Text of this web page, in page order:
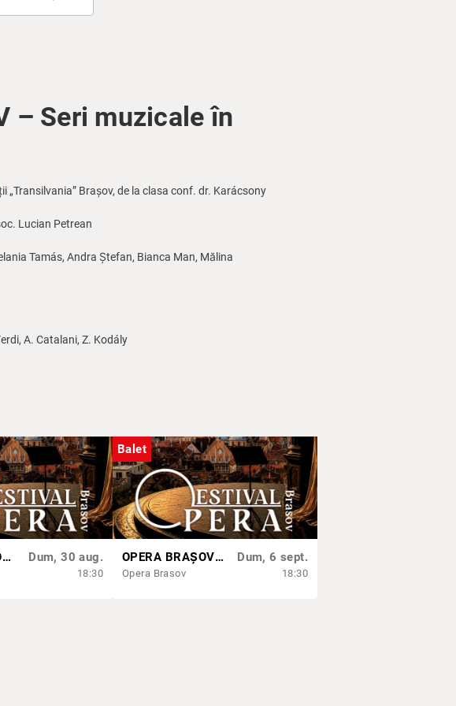
– Seri muzicale în
Brașov, de la clasa conf. dr. Karácsony
Lucian Petrean
Tamás, Andra Ștefan, Bianca Man, Mălina
A. Catalani, Z. Kodály
OPERA BRAȘOV ESTIVAL – ARMONII DE VARĂ - CVINTETUL VOCAL ANATOLY - CONCERT Dum, 30 aug.
18:30
Balet
OPERA BRAȘOV ESTIVAL – DANCING SUMMER - SPECTACOL DE BALET
Opera Brasov
Dum, 6 sept.
18:30